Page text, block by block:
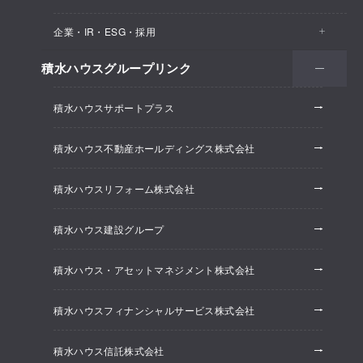
保育所・教育支援施設
オフィス・事務所
建築実例
オフィス系開発事業
ホテル系開発事業
大規模開発事業
賃貸マンション開発事業
企業・IR・ESG・採用
会社情報
株主・投資家情報
ESG経営
研究開発
採用情報
ニュースリリース
積水ハウスグループリンク
積水ハウスサポートプラス
積水ハウス不動産ホールディングス株式会社
積水ハウスリフォーム株式会社
積水ハウス建設グループ
積水ハウス・アセットマネジメント株式会社
積水ハウスフィナンシャルサービス株式会社
積水ハウス信託株式会社